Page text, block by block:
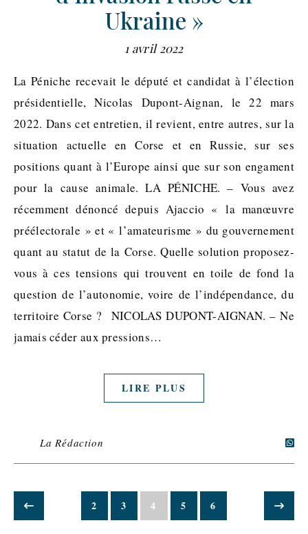
Ukraine »
1 avril 2022
La Péniche recevait le député et candidat à l’élection
présidentielle, Nicolas Dupont-Aignan, le 22 mars
2022. Dans cet entretien, il revient, entre autres, sur la
situation actuelle en Corse et en Russie, sur ses
positions quant à l’Europe ainsi que sur son engament
pour la cause animale. LA PÉNICHE. – Vous avez
récemment dénoncé depuis Ajaccio « la manœuvre
préélectorale » et « l’amateurisme » du gouvernement
quant au statut de la Corse. Quelle solution proposez-
vous à ces tensions qui trouvent en toile de fond la
question de l’autonomie, voire de l’indépendance, du
territoire Corse ? NICOLAS DUPONT-AIGNAN. – Ne
jamais céder aux pressions…
LIRE PLUS
La Rédaction
2 3 4 5 6